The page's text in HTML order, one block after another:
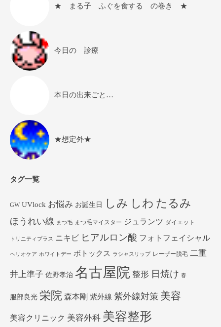
★ まる子 ふぐを食する の巻き ★
今日の 診療
本日の出来ごと…
★想定外★
タグ一覧
GW UVlock お悩み お誕生日 しみ しわ たるみ
ほうれい線 まつ毛 まつ毛マイスター ジュランツ ダイエット
トリニティプラス ニキビ ヒアルロン酸 フォトフェイシャル
ヘリオケア ホワイトデー ボトックス ラシャスリップ レーザー脱毛 二重
井上準子 佐野孝治 名古屋院 整形 日焼け 春
服部良光 栄院 森本剛 紫外線 紫外線対策 美容
美容クリニック 美容外科 美容整形